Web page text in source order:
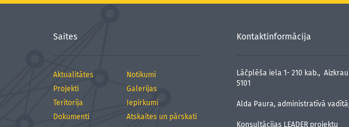
Saites
Aktualitātes
Notikumi
Projekti
Galerijas
Teritorija
Iepirkumi
Dokumenti
Atskaites un pārskati
Kontaktinformācija
Lāčplēša iela 1- 210 kab.,
5101
Alda Paura, administratīvā
Konsultācijas LEADER projektu